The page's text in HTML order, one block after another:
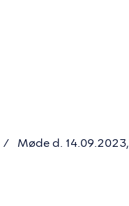
Møde d.